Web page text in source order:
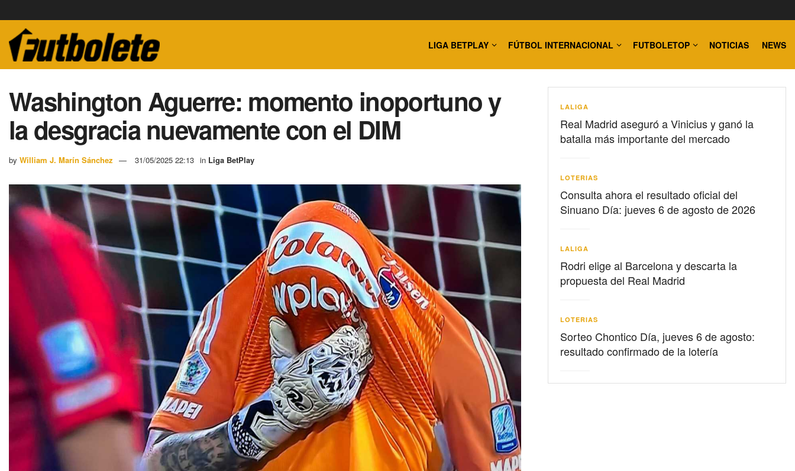
LIGA BETPLAY FÚTBOL INTERNACIONAL FUTBOLETOP NOTICIAS NEWS
Washington Aguerre: momento inoportuno y
la desgracia nuevamente con el DIM
by William J. Marín Sánchez 31/05/2025 22:13 in Liga BetPlay
LALIGA
Real Madrid aseguró a Vinicius y ganó la
batalla más importante del mercado
LOTERIAS
Consulta ahora el resultado oficial del
Sinuano Día: jueves 6 de agosto de 2026
LALIGA
Rodri elige al Barcelona y descarta la
propuesta del Real Madrid
LOTERIAS
Sorteo Chontico Día, jueves 6 de agosto:
resultado confirmado de la lotería